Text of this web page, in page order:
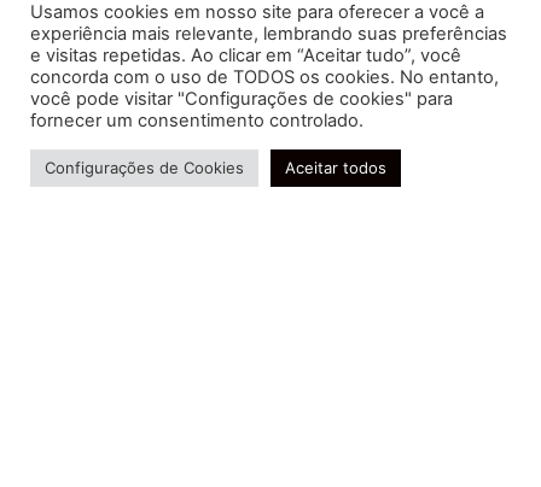
Soluções contábeis-fiscais-tributárias especializadas | CRC RJ
004856/O-7
Serviços
Usamos cookies em nosso site para oferecer a você a
experiência mais relevante, lembrando suas preferências
e visitas repetidas. Ao clicar em “Aceitar tudo”, você
concorda com o uso de TODOS os cookies. No entanto,
você pode visitar "Configurações de cookies" para
fornecer um consentimento controlado.
Configurações de Cookies Aceitar todos
Precisa de ajuda?